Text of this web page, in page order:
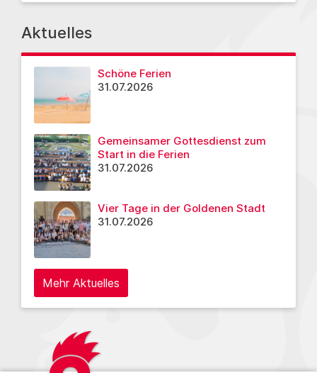
Aktuelles
Schöne Ferien
31.07.2026
Gemeinsamer Gottesdienst zum
Start in die Ferien
31.07.2026
Vier Tage in der Goldenen Stadt
31.07.2026
Mehr Aktuelles